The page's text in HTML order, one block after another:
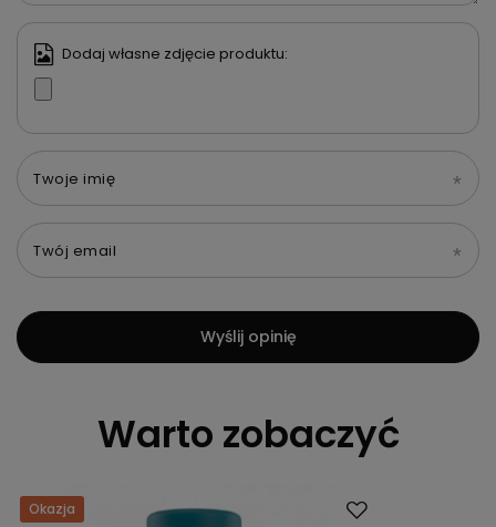
Dodaj własne zdjęcie produktu:
Twoje imię
Twój email
Wyślij opinię
Warto zobaczyć
Okazja